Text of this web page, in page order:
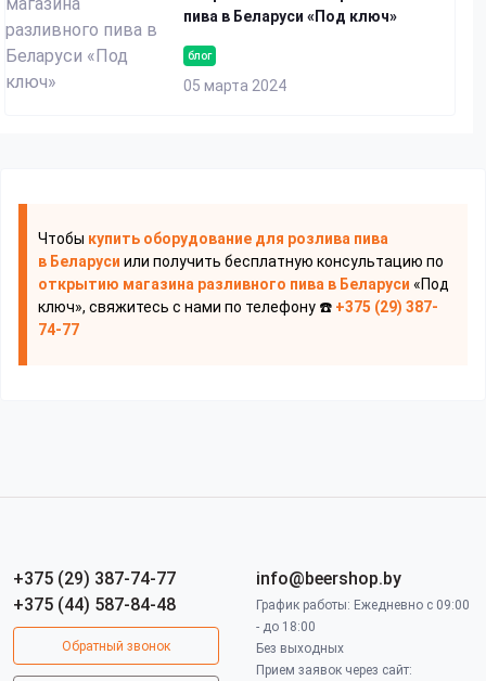
блог
05 марта 2024
пива в Беларуси «Под ключ»
Чтобы купить оборудование для розлива пива
в Беларуси или получить бесплатную консультацию по
открытию магазина разливного пива в Беларуси «Под
ключ», свяжитесь с нами по телефону ☎️ +375 (29) 387-
74-77
+375 (29) 387-74-77
+375 (44) 587-84-48
Обратный звонок
info@beershop.by
График работы: Ежедневно с 09:00
- до 18:00
Без выходных
Прием заявок через сайт: